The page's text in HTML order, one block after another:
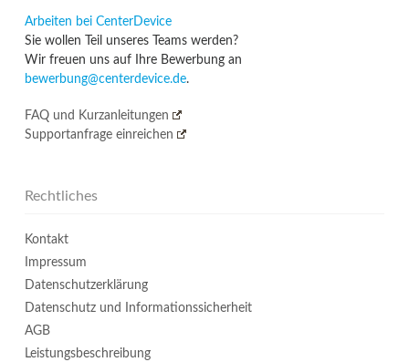
Arbeiten bei CenterDevice
Sie wollen Teil unseres Teams werden?
Wir freuen uns auf Ihre Bewerbung an
bewerbung@centerdevice.de.
FAQ und Kurzanleitungen
Supportanfrage einreichen
Rechtliches
Kontakt
Impressum
Datenschutzerklärung
Datenschutz und Informationssicherheit
AGB
Leistungsbeschreibung